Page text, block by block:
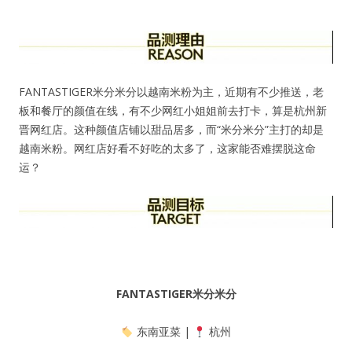
FANTASTIGER米分米分以越南米粉为主，近期有不少推送，老
板和餐厅的颜值在线，有不少网红小姐姐前去打卡，算是杭州新
晋网红店。这种颜值店铺以甜品居多，而“米分米分”主打的却是
越南米粉。网红店好看不好吃的太多了，这家能否难摆脱这命
运？
FANTASTIGER米分米分
东南亚菜 | 杭州